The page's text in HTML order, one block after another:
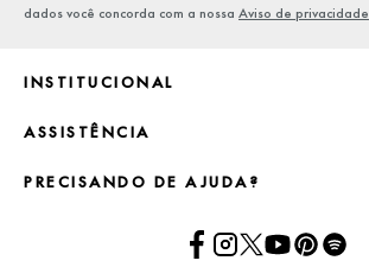
INSTITUCIONAL
ASSISTÊNCIA
PRECISANDO DE AJUDA?
dados você concorda com a nossa Aviso de privacidade